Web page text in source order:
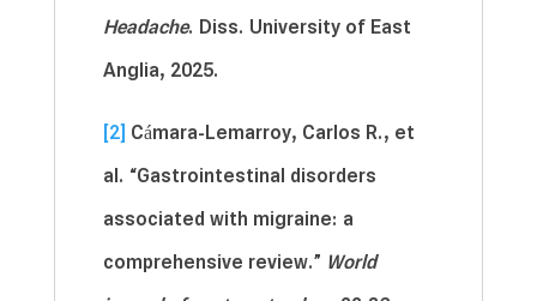
Headache. Diss. University of East
Anglia, 2025.
[2] Cámara-Lemarroy, Carlos R., et
al. “Gastrointestinal disorders
associated with migraine: a
comprehensive review.” World